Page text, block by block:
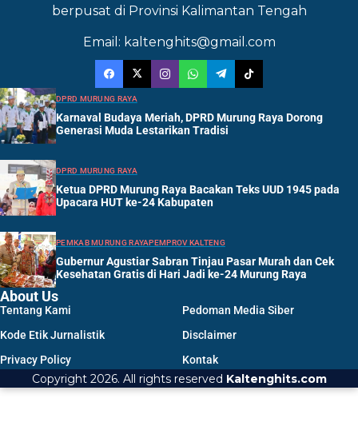
berpusat di Provinsi Kalimantan Tengah
Email: kaltenghits@gmail.com
DPRD MURUNG RAYA
Karnaval Budaya Meriah, DPRD Murung Raya Dorong
Generasi Muda Lestarikan Tradisi
DPRD MURUNG RAYA
Ketua DPRD Murung Raya Bacakan Teks UUD 1945 pada
Upacara HUT ke-24 Kabupaten
PEMKAB MURUNG RAYAPEMPROV KALTENG
Gubernur Agustiar Sabran Tinjau Pasar Murah dan Cek
Kesehatan Gratis di Hari Jadi ke-24 Murung Raya
About Us
Tentang Kami
Pedoman Media Siber
Kode Etik Jurnalistik
Disclaimer
Privacy Policy
Kontak
Copyright 2026. All rights reserved Kaltenghits.com